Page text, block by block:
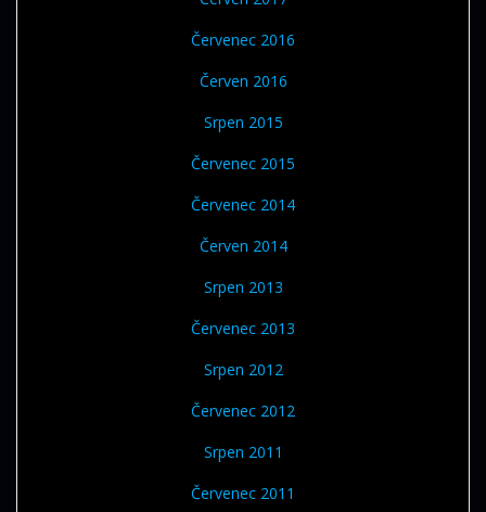
Červenec 2016
Červen 2016
Srpen 2015
Červenec 2015
Červenec 2014
Červen 2014
Srpen 2013
Červenec 2013
Srpen 2012
Červenec 2012
Srpen 2011
Červenec 2011